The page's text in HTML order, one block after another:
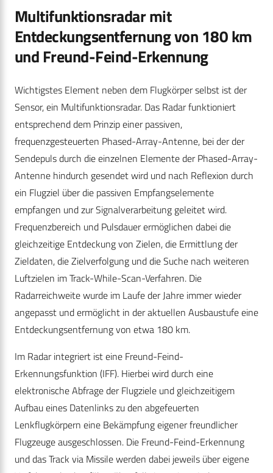
Multifunktionsradar mit
Entdeckungsentfernung von 180 km
und Freund-Feind-Erkennung
Wichtigstes Element neben dem Flugkörper selbst ist der
Sensor, ein Multifunktionsradar. Das Radar funktioniert
entsprechend dem Prinzip einer passiven,
frequenzgesteuerten Phased-Array-Antenne, bei der der
Sendepuls durch die einzelnen Elemente der Phased-Array-
Antenne hindurch gesendet wird und nach Reflexion durch
ein Flugziel über die passiven Empfangselemente
empfangen und zur Signalverarbeitung geleitet wird.
Frequenzbereich und Pulsdauer ermöglichen dabei die
gleichzeitige Entdeckung von Zielen, die Ermittlung der
Zieldaten, die Zielverfolgung und die Suche nach weiteren
Luftzielen im Track-While-Scan-Verfahren. Die
Radarreichweite wurde im Laufe der Jahre immer wieder
angepasst und ermöglicht in der aktuellen Ausbaustufe eine
Entdeckungsentfernung von etwa 180 km.
Im Radar integriert ist eine Freund-Feind-
Erkennungsfunktion (IFF). Hierbei wird durch eine
elektronische Abfrage der Flugziele und gleichzeitigem
Aufbau eines Datenlinks zu den abgefeuerten
Lenkflugkörpern eine Bekämpfung eigener freundlicher
Flugzeuge ausgeschlossen. Die Freund-Feind-Erkennung
und das Track via Missile werden dabei jeweils über eigene